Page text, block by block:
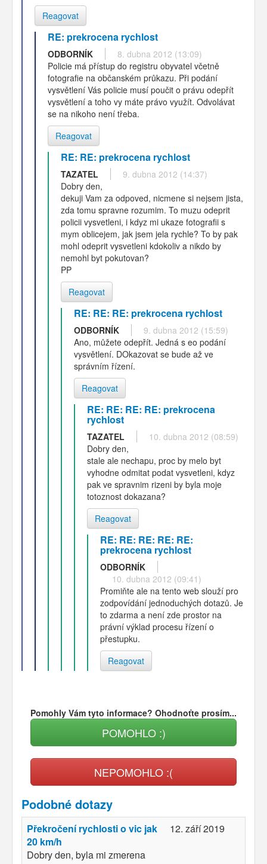
Reagovat
RE: prekrocena rychlost
ODBORNÍK
8. dubna 2012 (13:09)
Policie má přístup do registru obyvatel včetně
fotografie na občanském průkazu. Při podání
vysvětlení Vás policie musí poučit o právu odepřít
vysvětlení a toho vy máte právo využít. Odvolávat
se na nikoho není třeba.
Reagovat
RE: RE: prekrocena rychlost
TAZATEL
9. dubna 2012 (14:37)
Dobry den,
dekuji Vam za odpoved, nicmene si nejsem jista,
zda tomu spravne rozumim. To muzu odeprit
policii vysvetleni, i kdyz mi ukaze fotografii s
mym oblicejem, jak jsem jela rychle? To by pak
mohl odeprit vysvetleni kdokoliv a nikdo by
nemohl byt pokutovan?
PP
Reagovat
RE: RE: RE: prekrocena rychlost
ODBORNÍK
9. dubna 2012 (15:59)
Ano, můžete odepřít. Jedná s eo podání
vysvětlení. DOkazovat se bude až ve
správním řízení.
Reagovat
RE: RE: RE: RE: prekrocena
rychlost
TAZATEL
10. dubna 2012 (08:59)
Dobry den,
stale ale nechapu, proc by melo byt
vyhodne odmitat podat vysvetleni, kdyz
pak ve spravnim rizeni by byla moje
totoznost dokazana?
Reagovat
RE: RE: RE: RE: RE:
prekrocena rychlost
ODBORNÍK
10. dubna 2012 (09:41)
Promiňte ale na tento web slouží pro
zodpovídání jednoduchých dotazů. Je
to zdarma a není zde prostor na
právní výklad procesu řízení o
přestupku.
Reagovat
Pomohly Vám tyto informace? Ohodnoťte prosím...
POMOHLO :)
NEPOMOHLO :(
Podobné dotazy
Překročení rychlosti o vic jak
20 km/h
Dobry den, byla mi zmerena
12. září 2019